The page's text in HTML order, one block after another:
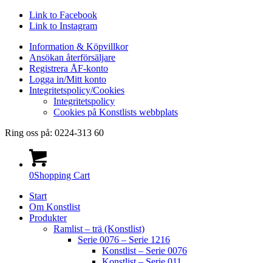
Link to Facebook
Link to Instagram
Information & Köpvillkor
Ansökan återförsäljare
Registrera ÅF-konto
Logga in/Mitt konto
Integritetspolicy/Cookies
Integritetspolicy
Cookies på Konstlists webbplats
Ring oss på: 0224-313 60
0Shopping Cart
Start
Om Konstlist
Produkter
Ramlist – trä (Konstlist)
Serie 0076 – Serie 1216
Konstlist – Serie 0076